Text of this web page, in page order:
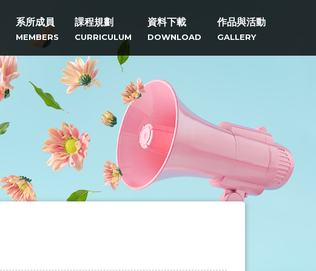
系所成員
MEMBERS
課程規劃
CURRICULUM
資料下載
DOWNLOAD
作品與活動
GALLERY